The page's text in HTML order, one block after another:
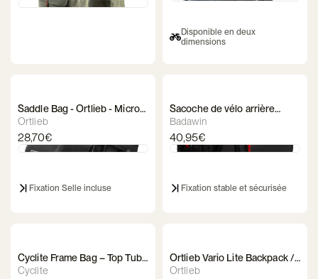
Disponible en deux
dimensions
Saddle Bag - Ortlieb - Micro
Two
Ortlieb
28,70€
Fixation Selle incluse
Sacoche de vélo arrière
Badawin – Néo
Badawin
40,95€
Fixation stable et sécurisée
Cyclite Frame Bag – Top Tube
Bag
Cyclite
Ortlieb Vario Lite Backpack /
Bag
Ortlieb